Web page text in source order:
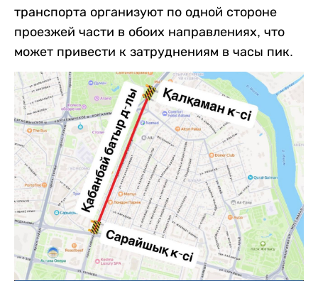
транспорта организуют по одной стороне
проезжей части в обоих направлениях, что
может привести к затруднениям в часы пик.